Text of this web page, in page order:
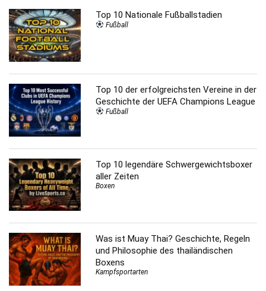
Top 10 Nationale Fußballstadien
Fußball
Top 10 der erfolgreichsten Vereine in der
Geschichte der UEFA Champions League
Fußball
Top 10 legendäre Schwergewichtsboxer
aller Zeiten
Boxen
Was ist Muay Thai? Geschichte, Regeln
und Philosophie des thailändischen
Boxens
Kampfsportarten